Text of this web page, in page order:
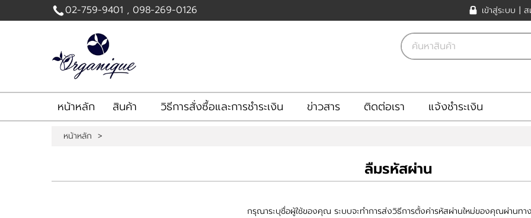
สินค้าที่สนใจ( 0 )
สินค้า
02-759-9401 , 098-269-0126 เข้าสู่ระบบ | ส
หน้าหลัก สินค้า วิธีการสั่งซื้อและการชำระเงิน ข่าวสาร ติดต่อเรา แจ้งชำระเงิน
หน้าหลัก >
ลืมรหัสผ่าน
กรุณาระบุชื่อผู้ใช้ของคุณ ระบบจะทำการส่งวิธีการตั้งค่ารหัสผ่านใหม่ของคุณผ่านทา